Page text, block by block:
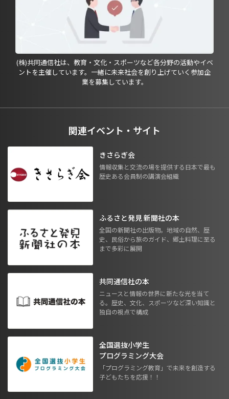
(株)共同通信社は、教育・文化・スポーツなど各分野の活動やイベ
ントを主催しています。一緒に未来社会を創り上げていく参加企
業を募集しています。
関連イベント・サイト
きさらぎ会
情報収集と交流の場を提供する日本で最も
歴史ある会員制の講演会組織
ふるさと発見 新聞社の本
全国の新聞社の出版物。地域の自然、歴
史、民俗から旅のガイド、郷土料理に至る
まで多彩に展開
共同通信社の本
ニュースと情報の世界に新たな光を当て
る。歴史、文化、スポーツなど深い知識と
独自の視点で構成
全国選抜小学生
プログラミング大会
「プログラミング教育」で未来を創造する
子どもたちを応援！！